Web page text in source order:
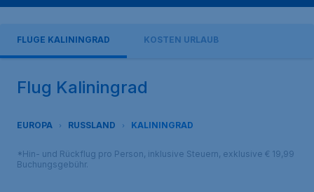
FLÜGE KALININGRAD KOSTEN URLAUB
Flug Kaliningrad
EUROPA RUSSLAND KALININGRAD
*Hin- und Rückflug pro Person, inklusive Steuern, exklusive € 19,99
Buchungsgebühr.